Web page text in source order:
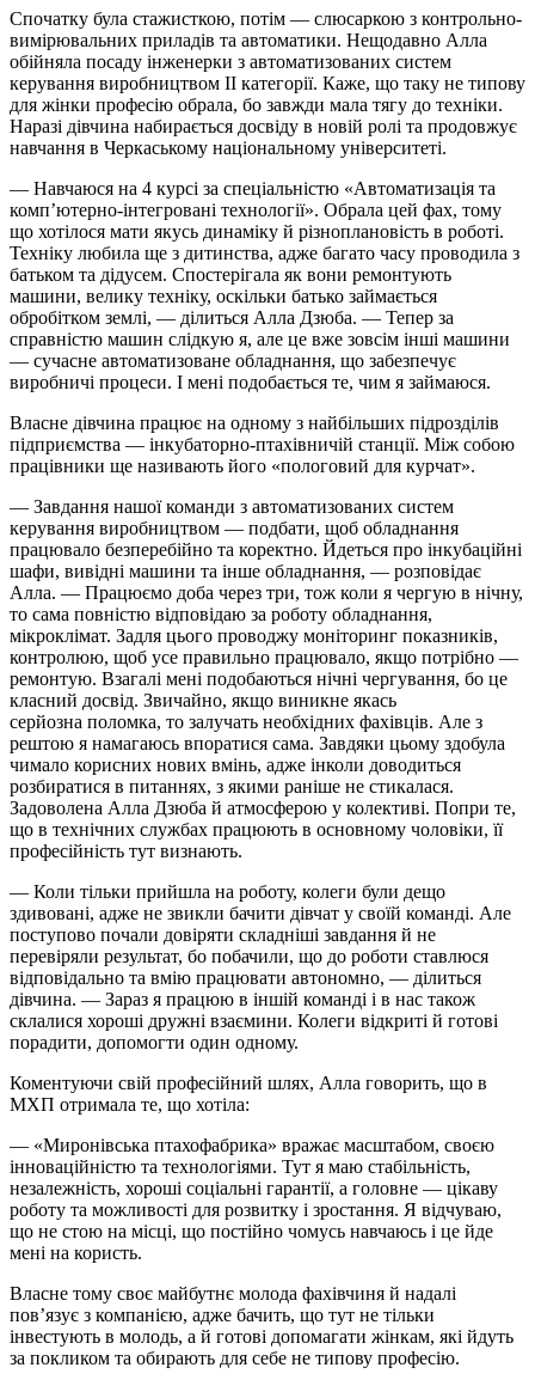
Спочатку була стажисткою, потім — слюсаркою з контрольно-
вимірювальних приладів та автоматики. Нещодавно Алла
обійняла посаду інженерки з автоматизованих систем
керування виробництвом II категорії. Каже, що таку не типову
для жінки професію обрала, бо завжди мала тягу до техніки.
Наразі дівчина набирається досвіду в новій ролі та продовжує
навчання в Черкаському національному університеті.
— Навчаюся на 4 курсі за спеціальністю «Автоматизація та
комп’ютерно-інтегровані технології». Обрала цей фах, тому
що хотілося мати якусь динаміку й різноплановість в роботі.
Техніку любила ще з дитинства, адже багато часу проводила з
батьком та дідусем. Спостерігала як вони ремонтують
машини, велику техніку, оскільки батько займається
обробітком землі, — ділиться Алла Дзюба. — Тепер за
справністю машин слідкую я, але це вже зовсім інші машини
— сучасне автоматизоване обладнання, що забезпечує
виробничі процеси. І мені подобається те, чим я займаюся.
Власне дівчина працює на одному з найбільших підрозділів
підприємства — інкубаторно-птахівничій станції. Між собою
працівники ще називають його «пологовий для курчат».
— Завдання нашої команди з автоматизованих систем
керування виробництвом — подбати, щоб обладнання
працювало безперебійно та коректно. Йдеться про інкубаційні
шафи, вивідні машини та інше обладнання, — розповідає
Алла. — Працюємо доба через три, тож коли я чергую в нічну,
то сама повністю відповідаю за роботу обладнання,
мікроклімат. Задля цього проводжу моніторинг показників,
контролюю, щоб усе правильно працювало, якщо потрібно —
ремонтую. Взагалі мені подобаються нічні чергування, бо це
класний досвід. Звичайно, якщо виникне якась
серйозна поломка, то залучать необхідних фахівців. Але з
рештою я намагаюсь впоратися сама. Завдяки цьому здобула
чимало корисних нових вмінь, адже інколи доводиться
розбиратися в питаннях, з якими раніше не стикалася.
Задоволена Алла Дзюба й атмосферою у колективі. Попри те,
що в технічних службах працюють в основному чоловіки, її
професійність тут визнають.
— Коли тільки прийшла на роботу, колеги були дещо
здивовані, адже не звикли бачити дівчат у своїй команді. Але
поступово почали довіряти складніші завдання й не
перевіряли результат, бо побачили, що до роботи ставлюся
відповідально та вмію працювати автономно, — ділиться
дівчина. — Зараз я працюю в іншій команді і в нас також
склалися хороші дружні взаємини. Колеги відкриті й готові
порадити, допомогти один одному.
Коментуючи свій професійний шлях, Алла говорить, що в
МХП отримала те, що хотіла:
— «Миронівська птахофабрика» вражає масштабом, своєю
інноваційністю та технологіями. Тут я маю стабільність,
незалежність, хороші соціальні гарантії, а головне — цікаву
роботу та можливості для розвитку і зростання. Я відчуваю,
що не стою на місці, що постійно чомусь навчаюсь і це йде
мені на користь.
Власне тому своє майбутнє молода фахівчиня й надалі
пов’язує з компанією, адже бачить, що тут не тільки
інвестують в молодь, а й готові допомагати жінкам, які йдуть
за покликом та обирають для себе не типову професію.